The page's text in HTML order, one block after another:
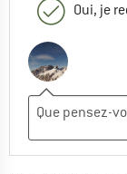
Oui, je